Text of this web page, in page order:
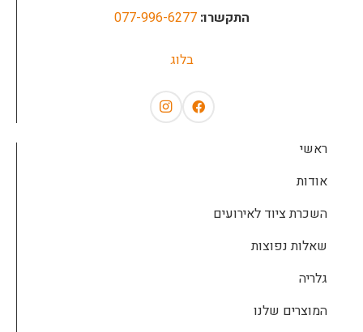
התקשרו: 077-996-6277
בלוג
ראשי
אודות
השכרת ציוד לאירועים
שאלות נפוצות
גלריה
המוצרים שלנו